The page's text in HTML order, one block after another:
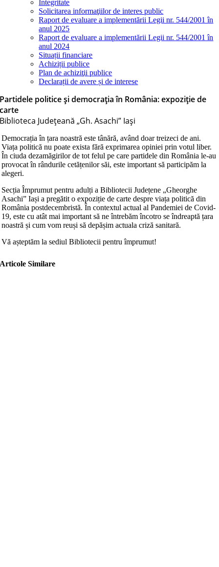
Integritate
Solicitarea informaţiilor de interes public
Raport de evaluare a implementării Legii nr. 544/2001 în
anul 2025
Raport de evaluare a implementării Legii nr. 544/2001 în
anul 2024
Situații financiare
Achiziții publice
Plan de achiziţii publice
Declarații de avere și de interese
Partidele politice și democrația în România: expoziție de
carte
Biblioteca Judeţeană „Gh. Asachi” Iaşi
Democrația în țara noastră este tânără, având doar treizeci de ani.
Viața politică nu poate exista fără exprimarea opiniei prin votul liber.
În ciuda dezamăgirilor de tot felul pe care partidele din România le-au
provocat în rândurile cetățenilor săi, este important să participăm la
alegeri.
Secția Împrumut pentru adulți a Bibliotecii Județene „Gheorghe
Asachi” Iași a pregătit o expoziție de carte despre viața politică din
România postdecembristă. În contextul actual al Pandemiei de Covid-
19, este cu atât mai important să ne întrebăm încotro se îndreaptă țara
noastră și cum vom reuși să depășim actuala criză sanitară.
Vă așteptăm la sediul Bibliotecii pentru împrumut!
Articole Similare